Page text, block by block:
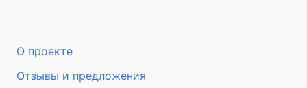
О проекте
Отзывы и предложения